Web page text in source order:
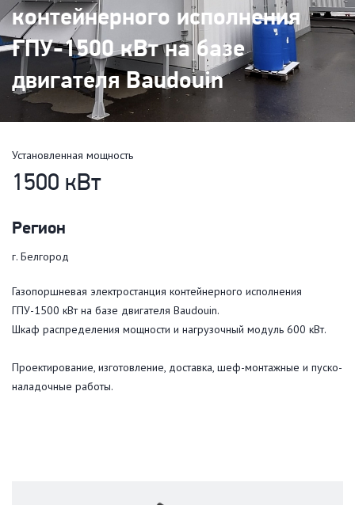
контейнерного исполнения
ГПУ-1500 кВт на базе
двигателя Baudouin
Установленная мощность
1500 кВт
Регион
г. Белгород
Газопоршневая электростанция контейнерного исполнения
ГПУ-1500 кВт на базе двигателя Baudouin.
Шкаф распределения мощности и нагрузочный модуль 600 кВт.
Проектирование, изготовление, доставка, шеф-монтажные и пуско-
наладочные работы.